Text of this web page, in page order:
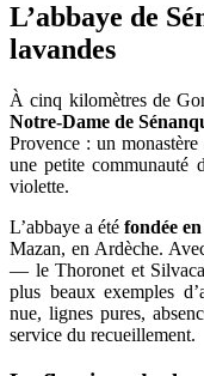
L’abbaye de
lavandes
À cinq kilomètres de
Notre-Dame de
Provence : un
une petite communauté
violette.
L’abbaye a étéfondée
Mazan, en Ardèche.
— le Thoronet et
plus beaux exemples
nue, lignes pures,
service du recueillement.